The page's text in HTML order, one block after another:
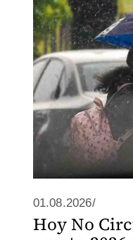
01.08.2026/
Hoy No